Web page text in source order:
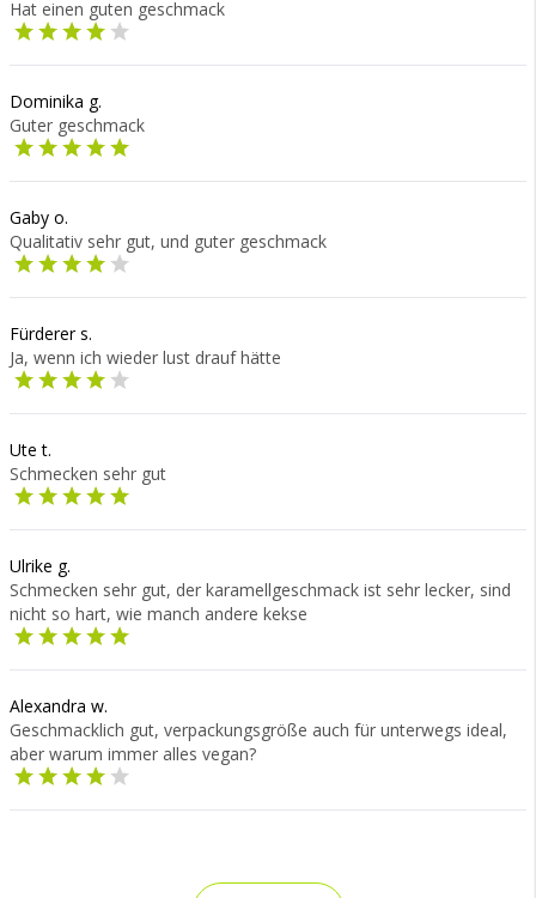
Hat einen guten geschmack
Dominika g.
Guter geschmack
Gaby o.
Qualitativ sehr gut, und guter geschmack
Fürderer s.
Ja, wenn ich wieder lust drauf hätte
Ute t.
Schmecken sehr gut
Ulrike g.
Schmecken sehr gut, der karamellgeschmack ist sehr lecker, sind
nicht so hart, wie manch andere kekse
Alexandra w.
Geschmacklich gut, verpackungsgröße auch für unterwegs ideal,
aber warum immer alles vegan?